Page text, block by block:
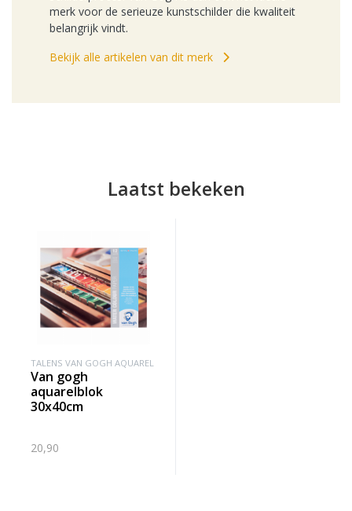
merk voor de serieuze kunstschilder die kwaliteit
belangrijk vindt.
Bekijk alle artikelen van dit merk
Laatst bekeken
TALENS VAN GOGH AQUAREL
van gogh
aquarelblok
30x40cm
20,90